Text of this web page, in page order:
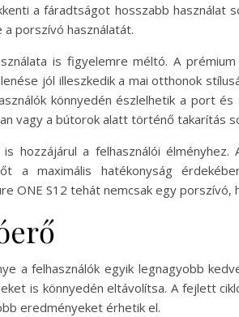
a fáradtságot hosszabb használat
porszívó használatát.
is figyelemre méltó. A
jól illeszkedik a mai otthonok
könnyedén észlelhetik a port
vagy a bútorok alatt történő takarítás
hozzájárul a felhasználói
a maximális hatékonyság
ONE S12 tehát nemcsak egy
a felhasználók egyik legnagyobb
is könnyedén eltávolítsa. A fejlett
eredményeket érhetik el.